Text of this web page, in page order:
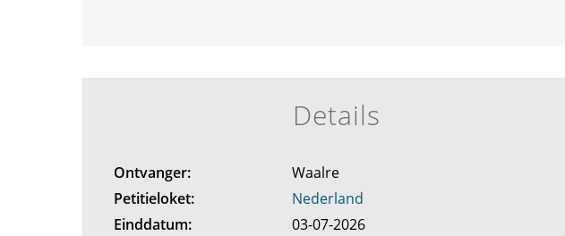
Details
Ontvanger:
Waalre
Petitieloket:
Nederland
Einddatum:
03-07-2026